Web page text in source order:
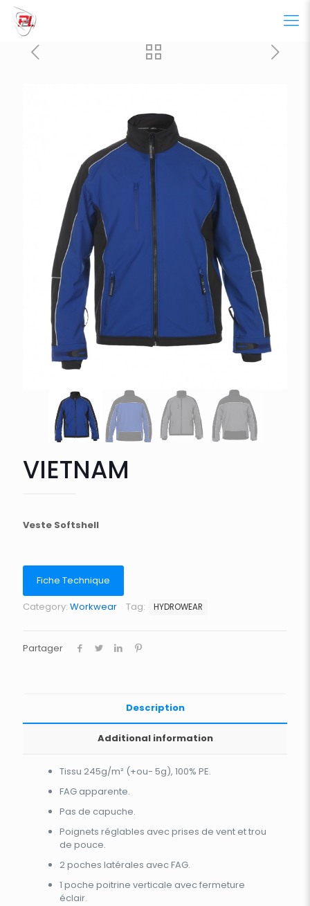
VIETNAM
Veste Softshell
Fiche Technique
Category: Workwear Tag: HYDROWEAR
Partager
Description
Additional information
Tissu 245g/m² (+ou- 5g), 100% PE.
FAG apparente.
Pas de capuche.
Poignets réglables avec prises de vent et trou
de pouce.
2 poches latérales avec FAG.
1 poche poitrine verticale avec fermeture
éclair.